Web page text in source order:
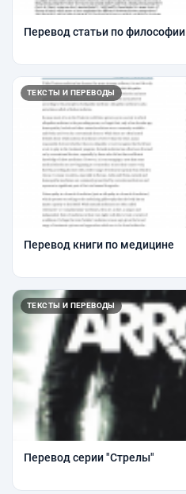
Перевод статьи по философии
ТЕКСТЫ И ПЕРЕВОДЫ
Перевод книги по медицине
ТЕКСТЫ И ПЕРЕВОДЫ
Перевод серии "Стрелы"